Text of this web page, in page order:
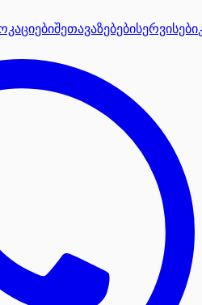
შეთავაზებებისერვისები